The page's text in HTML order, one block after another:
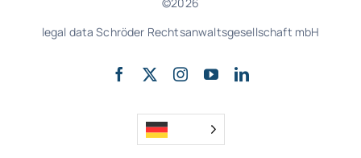
legal data Schröder Rechtsanwaltsgesellschaft mbH